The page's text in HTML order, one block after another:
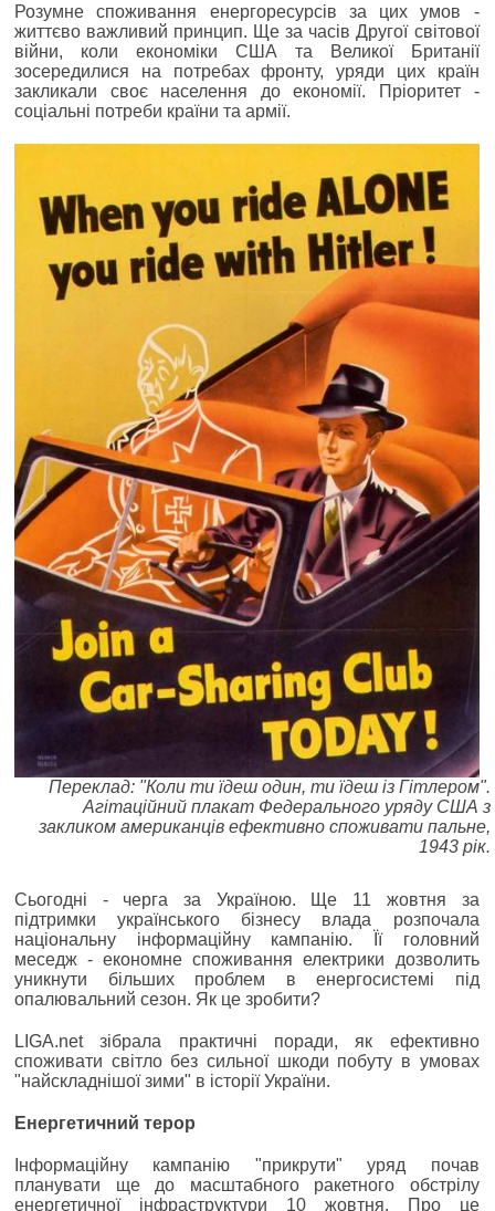
Розумне споживання енергоресурсів за цих умов -
життєво важливий принцип. Ще за часів Другої світової
війни, коли економіки США та Великої Британії
зосередилися на потребах фронту, уряди цих країн
закликали своє населення до економії. Пріоритет -
соціальні потреби країни та армії.
Переклад: "Коли ти їдеш один, ти їдеш із Гітлером".
Агітаційний плакат Федерального уряду США з
закликом американців ефективно споживати пальне,
1943 рік.
Сьогодні - черга за Україною. Ще 11 жовтня за
підтримки українського бізнесу влада розпочала
національну інформаційну кампанію. Її головний
меседж - економне споживання електрики дозволить
уникнути більших проблем в енергосистемі під
опалювальний сезон. Як це зробити?
LIGA.net зібрала практичні поради, як ефективно
споживати світло без сильної шкоди побуту в умовах
"найскладнішої зими" в історії України.
Енергетичний терор
Інформаційну кампанію "прикрути" уряд почав
планувати ще до масштабного ракетного обстрілу
енергетичної інфраструктури 10 жовтня. Про це